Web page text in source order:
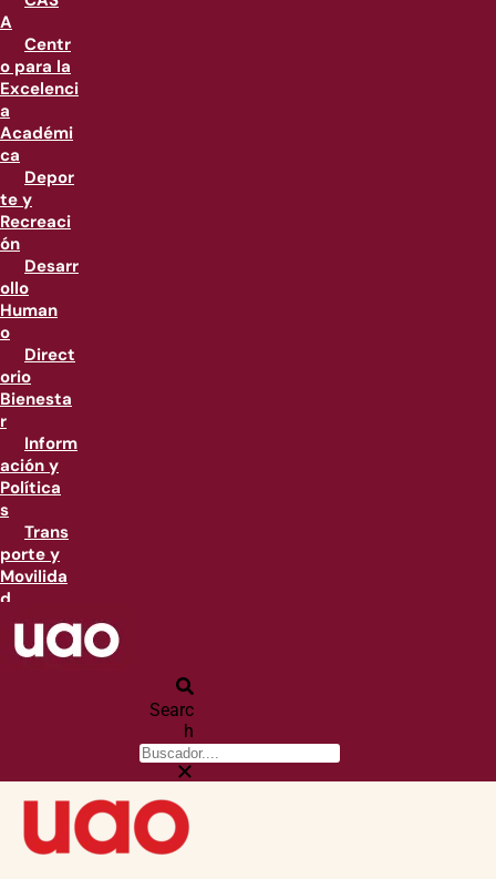
A
Centr
o para la
Excelenci
a
Académi
ca
Depor
te y
Recreaci
ón
Desarr
ollo
Human
o
Direct
orio
Bienesta
r
Inform
ación y
Política
s
Trans
porte y
Movilida
d
Searc
h